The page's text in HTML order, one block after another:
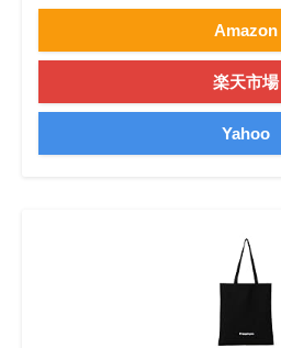
Amazon
楽天市場
Yahoo